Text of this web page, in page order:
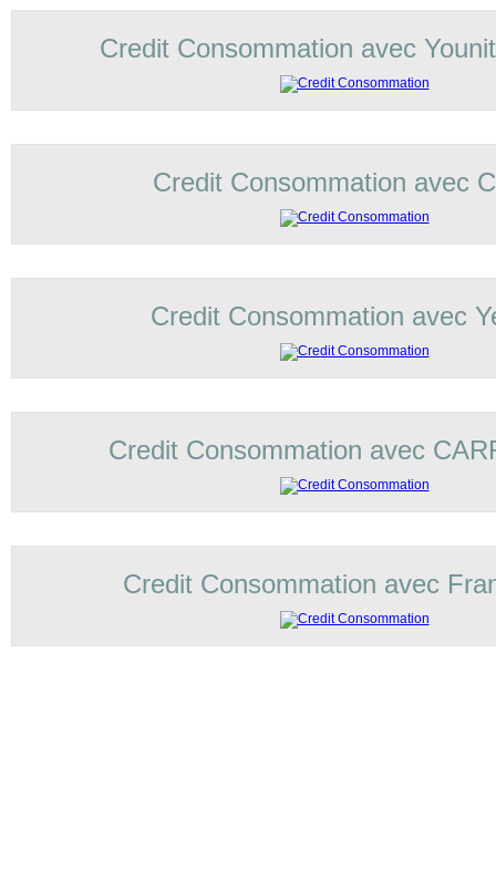
Credit Consommation avec
Credit Consommation avec
Credit Consommation avec
Credit Consommation avec
Credit Consommation avec